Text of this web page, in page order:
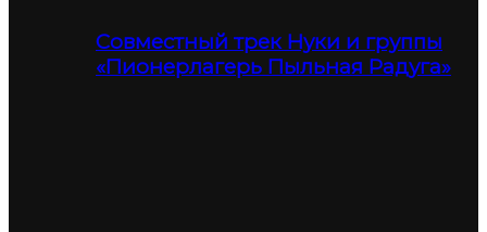
Совместный трек Нуки и группы
«Пионерлагерь Пыльная Радуга»